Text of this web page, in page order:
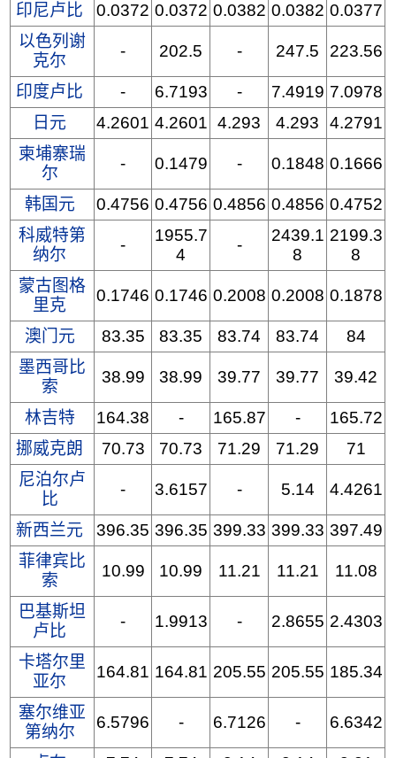
印尼卢比 0.0372 0.0372 0.0382 0.0382 0.0377
以色列谢
克尔
- 202.5 - 247.5 223.56
印度卢比 - 6.7193 - 7.4919 7.0978
日元
4.2601 4.2601 4.293 4.293
4.2791
柬埔寨瑞
尔
- 0.1479 - 0.1848 0.1666
韩国元 0.4756 0.4756 0.4856 0.4856 0.4752
科威特第
纳尔
-
1955.7
4
-
2439.1
8
2199.3
8
蒙古图格
里克
0.1746 0.1746 0.2008 0.2008 0.1878
澳门元 83.35 83.35 83.74 83.74
84
墨西哥比
索
38.99 38.99 39.77 39.77 39.42
林吉特 164.38 - 165.87 -
165.72
挪威克朗
70.73 70.73 71.29 71.29
71
尼泊尔卢
比
- 3.6157 - 5.14 4.4261
新西兰元 396.35 396.35 399.33 399.33 397.49
菲律宾比
索
10.99 10.99 11.21 11.21 11.08
巴基斯坦
卢比
- 1.9913 - 2.8655 2.4303
卡塔尔里
亚尔
164.81 164.81 205.55 205.55 185.34
塞尔维亚
第纳尔
6.5796 - 6.7126 - 6.6342